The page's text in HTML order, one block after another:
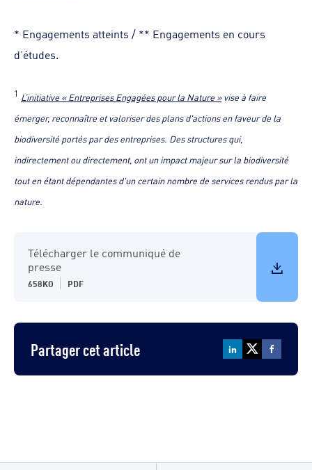
* Engagements atteints / ** Engagements en cours
d’études.
1 L’initiative « Entreprises Engagées pour la Nature »vise à faire
émerger, reconnaître et valoriser des plans d'actions en faveur de la
biodiversité portés par des entreprises. Des structures qui,
indirectement ou directement, ont un impact majeur sur la biodiversité
tout en étant dépendantes d'un certain nombre de services rendus par la
nature.
Télécharger le communiqué de
presse
658KO PDF
Partager cet article